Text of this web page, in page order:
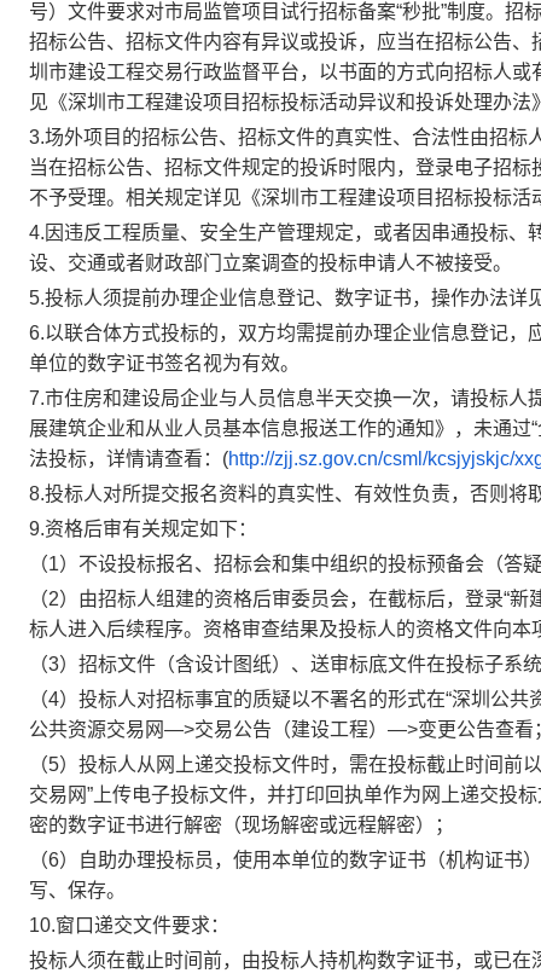
号）文件要求对市局监管项目试行招标备案“秒批”制度。
招标公告、招标文件内容有异议或投诉，应当在招标公告
圳市建设工程交易行政监督平台，以书面的方式向招标人
见《深圳市工程建设项目招标投标活动异议和投诉处理办法
3.场外项目的招标公告、招标文件的真实性、合法性由招
当在招标公告、招标文件规定的投诉时限内，登录电子招
不予受理。相关规定详见《深圳市工程建设项目招标投标活
4.因违反工程质量、安全生产管理规定，或者因串通投标
设、交通或者财政部门立案调查的投标申请人不被接受。
5.投标人须提前办理企业信息登记、数字证书，操作办法详
6.以联合体方式投标的，双方均需提前办理企业信息登记
单位的数字证书签名视为有效。
7.市住房和建设局企业与人员信息半天交换一次，请投标
展建筑企业和从业人员基本信息报送工作的通知》，未通
法投标，详情请查看：(http://zjj.sz.gov.cn/csml/kcsjyjskjc/
8.投标人对所提交报名资料的真实性、有效性负责，否则将
9.资格后审有关规定如下：
（1）不设投标报名、招标会和集中组织的投标预备会（
（2）由招标人组建的资格后审委员会，在截标后，登录“
标人进入后续程序。资格审查结果及投标人的资格文件向本
（3）招标文件（含设计图纸）、送审标底文件在投标子系
（4）投标人对招标事宜的质疑以不署名的形式在“深圳公
公共资源交易网—>交易公告（建设工程）—>变更公告查看
（5）投标人从网上递交投标文件时，需在投标截止时间
交易网”上传电子投标文件，并打印回执单作为网上递交投
密的数字证书进行解密（现场解密或远程解密）；
（6）自助办理投标员，使用本单位的数字证书（机构证
写、保存。
10.窗口递交文件要求：
投标人须在截止时间前，由投标人持机构数字证书，或已